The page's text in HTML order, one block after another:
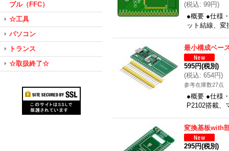
ブル（FFC）
☆工具
パソコン
トランス
☆取扱終了☆
(税込: 99円)
●概要 ●仕様
ット結線、
最小構成ベー
595円(税別)
(税込: 654円)
参考在庫数27点
●概要 ●仕様
P2102搭載
変換基板with
295円(税別)